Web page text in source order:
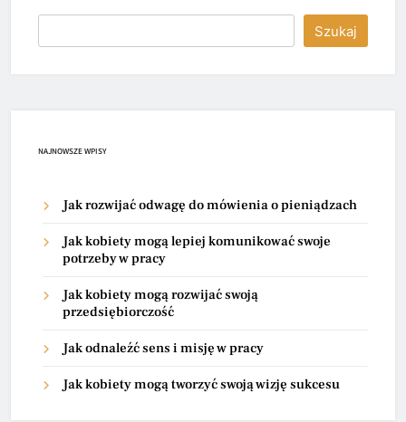
Szukaj
NAJNOWSZE WPISY
Jak rozwijać odwagę do mówienia o pieniądzach
Jak kobiety mogą lepiej komunikować swoje
potrzeby w pracy
Jak kobiety mogą rozwijać swoją
przedsiębiorczość
Jak odnaleźć sens i misję w pracy
Jak kobiety mogą tworzyć swoją wizję sukcesu